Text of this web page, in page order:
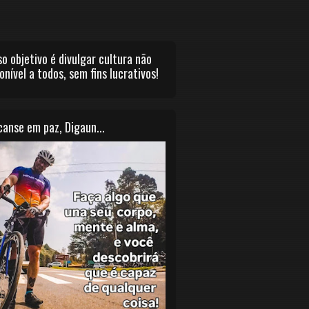
objetivo é divulgar cultura não
a todos, sem fins lucrativos!
em paz, Digaun...